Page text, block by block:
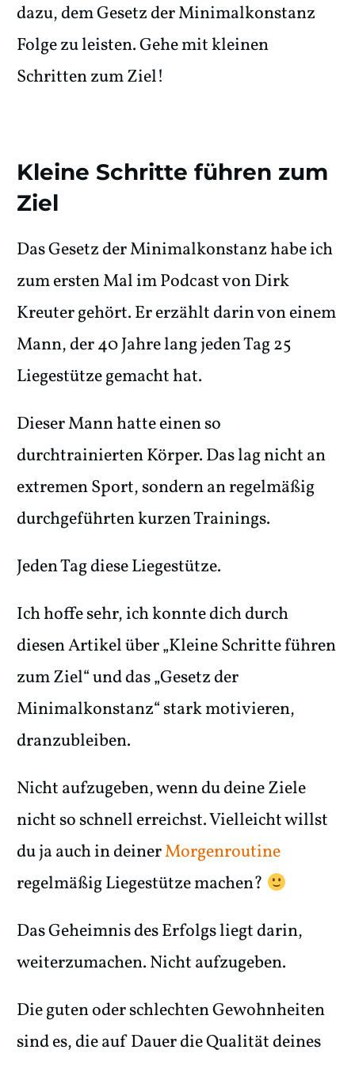
dazu, dem Gesetz der Minimalkonstanz
Folge zu leisten. Gehe mit kleinen
Schritten zum Ziel!
Kleine Schritte führen zum
Ziel
Das Gesetz der Minimalkonstanz habe ich
zum ersten Mal im Podcast von Dirk
Kreuter gehört. Er erzählt darin von einem
Mann, der 40 Jahre lang jeden Tag 25
Liegestütze gemacht hat.
Dieser Mann hatte einen so
durchtrainierten Körper. Das lag nicht an
extremen Sport, sondern an regelmäßig
durchgeführten kurzen Trainings.
Jeden Tag diese Liegestütze.
Ich hoffe sehr, ich konnte dich durch
diesen Artikel über „Kleine Schritte führen
zum Ziel“ und das „Gesetz der
Minimalkonstanz“ stark motivieren,
dranzubleiben.
Nicht aufzugeben, wenn du deine Ziele
nicht so schnell erreichst. Vielleicht willst
du ja auch in deinerMorgenroutine
regelmäßig Liegestütze machen?
Das Geheimnis des Erfolgs liegt darin,
weiterzumachen. Nicht aufzugeben.
Die guten oder schlechten Gewohnheiten
sind es, die auf Dauer die Qualität deines